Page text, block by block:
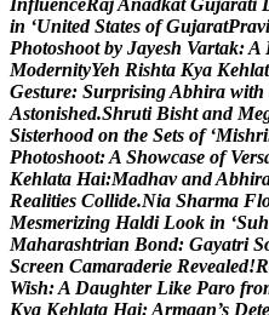
InfluenceRajAnadkat Gujarati
in ‘United States of GujaratPravi
Photoshoot by Jayesh Vartak:A
ModernityYeh Rishta Kya Kehlat
Gesture: SurprisingAbhira with
Astonished.Shruti Bisht and Me
Sisterhood on the Sets of ‘Mishri
Photoshoot:A Showcase of Vers
Kehlata Hai:Madhav andAbhir
Realities Collide.Nia Sharma Fl
Mesmerizing Haldi Look in ‘Suh
Maharashtrian Bond: Gayatri S
Screen Camaraderie Revealed!R
Wish:A Daughter Like Paro fro
Kya Kehlata Hai:Armaan’s Dete